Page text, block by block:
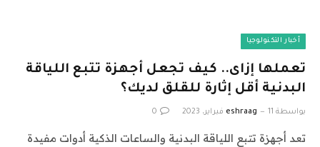
أخبار التكنولوجيا
تعملها إزاى.. كيف تجعل أجهزة تتبع اللياقة
البدنية أقل إثارة للقلق لديك؟
بواسطة eshraag 11 فبراير، 2023 0
تعد أجهزة تتبع اللياقة البدنية والساعات الذكية أدوات مفيدة